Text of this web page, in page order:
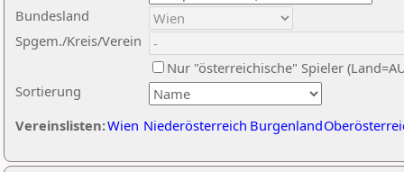
Sortierung
Bundesland
Spgem./Kreis/Verein
Nur "österreichische" Spieler
Vereinslisten:Wien Niederösterreich Burgenland